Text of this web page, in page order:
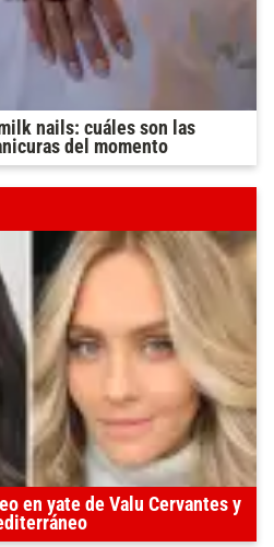
nails: cuáles son las
del momento
en yate de Valu Cervantes y